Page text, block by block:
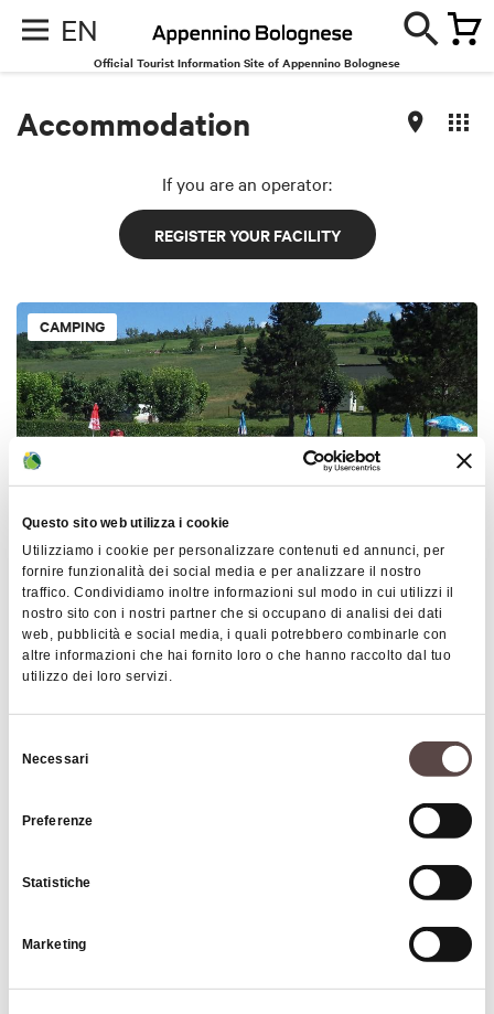
Questo sito web utilizza i cookie
Utilizziamo i cookie per personalizzare contenuti ed annunci, per
fornire funzionalità dei social media e per analizzare il nostro
traffico. Condividiamo inoltre informazioni sul modo in cui utilizzi il
nostro sito con i nostri partner che si occupano di analisi dei dati
web, pubblicità e social media, i quali potrebbero combinarle con
altre informazioni che hai fornito loro o che hanno raccolto dal tuo
utilizzo dei loro servizi.
delNecessari
Preferenze
Statistiche
Marketing
EN
Official Tourist Information Site of Appennino Bolognese
Accommodation
If you are an operator:
REGISTER YOUR FACILITY
CAMPING
Camping Riva del Setta
MONZUNO
Camping naturista Ca'le Scope